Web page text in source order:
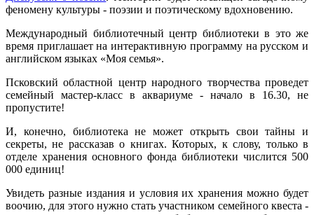
феномену культуры - поэзии и поэтическому вдохновению.
Международный библиотечный центр библиотеки в это же
время приглашает на интерактивную программу на русском и
английском языках «Моя семья».
Псковский областной центр народного творчества проведет
семейный мастер-класс в аквариуме - начало в 16.30, не
пропустите!
И, конечно, библиотека не может открыть свои тайны и
секреты, не рассказав о книгах. Которых, к слову, только в
отделе хранения основного фонда библиотеки числится 500
000 единиц!
Увидеть разные издания и условия их хранения можно будет
воочию, для этого нужно стать участником семейного квеста -